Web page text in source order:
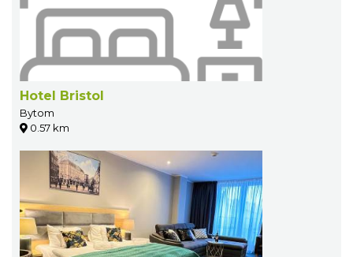
Hotel Bristol
Bytom
0.57 km